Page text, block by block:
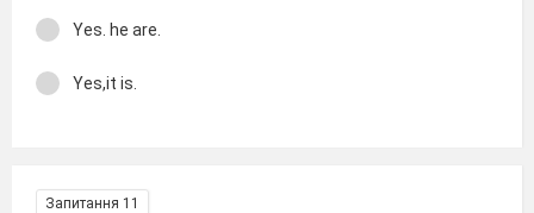
Yes. he are.
Yes,it is.
Запитання 11